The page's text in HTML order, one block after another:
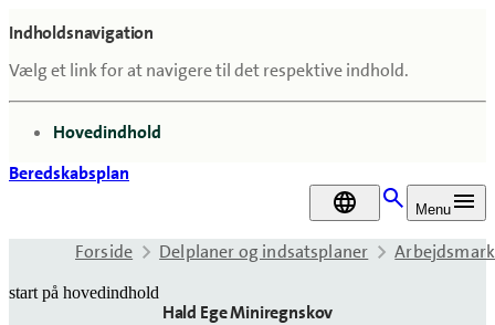
Indholdsnavigation
Vælg et link for at navigere til det respektive indhold.
gå til
Hovedindhold
Beredskabsplan
DA
Menu
Forside Delplaner og indsatsplaner
start på hovedindhold
Hald Ege Miniregnskovsenest opdateret 5. juni 2026